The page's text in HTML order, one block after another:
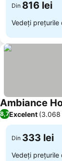
Din 816 lei
Vedeți prețurile
Ambiance
8,7Excelent (3.068
Din 333 lei
Vedeți prețurile